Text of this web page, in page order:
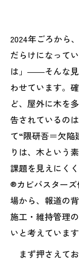
2024年ごろから
だらけになって
は」――そんな見
わせています。
ど、屋外に木を
告されているの
て“隈研吾＝欠
りは、木という
課題を見えにく
®カビバスター
場から、報道の
施工・維持管理
いと考えています
まず押さえて